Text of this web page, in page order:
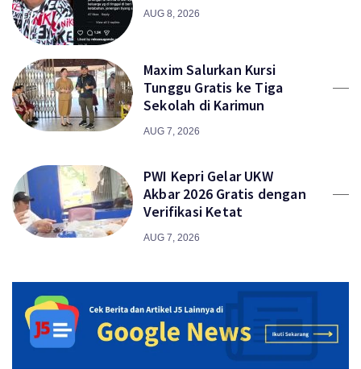
AUG 8, 2026
Maxim Salurkan Kursi
Tunggu Gratis ke Tiga
Sekolah di Karimun
AUG 7, 2026
PWI Kepri Gelar UKW
Akbar 2026 Gratis dengan
Verifikasi Ketat
AUG 7, 2026